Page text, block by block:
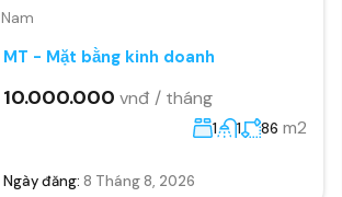
Nam
MT - Mặt bằng kinh doanh
10.000.000 vnđ / tháng
1 1 86 m2
Ngày đăng: 8 Tháng 8, 2026